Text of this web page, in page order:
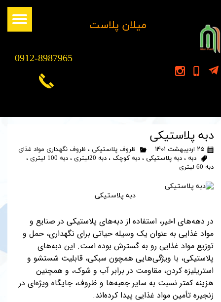
​میلان پلاست
0912-8987965
دبه پلاستیکی
۲۵ اردیبهشت ۱۴۰۱ ظروف پلاستیکی ، ظروف نگهداری مواد غذای
دبه ، دبه پلاستیکی ، دبه کوچک ، دبه 20لیتری ، دبه 100 لیتری
،
دبه 60 لیتری
دبه پلاستیکی
در دهه‌های اخیر، استفاده از دبه‌های پلاستیکی در صنایع و
مواد غذایی به عنوان یک وسیله حیاتی برای نگهداری، حمل و
توزیع مواد غذایی رو به گسترش بوده است. این دبه‌های
پلاستیکی، با ویژگی‌هایی همچون سبکی، قابلیت شستشو و
استریلیزه کردن، مقاومت در برابر آب و شوک، و همچنین
هزینه کمتر نسبت به سایر جعبه‌ها و ظروف، جایگاه ویژه‌ای در
زنجیره تأمین مواد غذایی پیدا کرده‌اند.